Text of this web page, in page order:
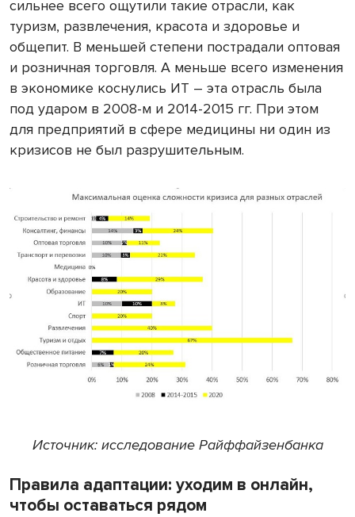
сильнее всего ощутили такие отрасли, как
туризм, развлечения, красота и здоровье и
общепит. В меньшей степени пострадали оптовая
и розничная торговля. А меньше всего изменения
в экономике коснулись ИТ – эта отрасль была
под ударом в 2008-м и 2014-2015 гг. При этом
для предприятий в сфере медицины ни один из
кризисов не был разрушительным.
Источник: исследование Райффайзенбанка
Правила адаптации: уходим в онлайн,
чтобы оставаться рядом